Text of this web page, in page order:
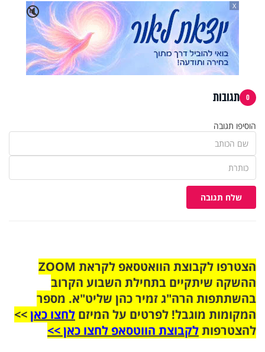
🔇
X
0 תגובות
הוסיפו תגובה
שלח תגובה
הצטרפו לקבוצת הוואטסאפ לקראת ZOOM
ההשקה שיתקיים בתחילת השבוע הקרוב
בהשתתפות הרה"ג זמיר כהן שליט"א. מספר
המקומות מוגבל! לפרטים על המיזם לחצו כאן>>
להצטרפותלקבוצת הווטסאפ לחצו כאן >>